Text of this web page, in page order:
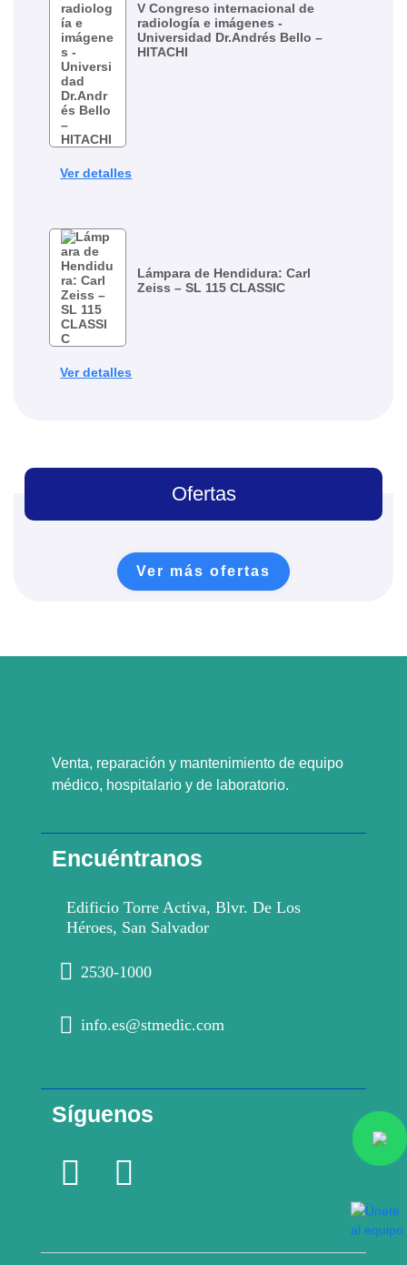
V Congreso internacional de
radiología e imágenes -
Universidad Dr.Andrés Bello –
HITACHI
Ver detalles
Lámpara de Hendidura: Carl
Zeiss – SL 115 CLASSIC
Ver detalles
Ofertas
Ver más ofertas
Venta, reparación y mantenimiento de equipo
médico, hospitalario y de laboratorio.
Encuéntranos
Edificio Torre Activa, Blvr. De Los
Héroes, San Salvador
2530-1000
info.es@stmedic.com
Síguenos